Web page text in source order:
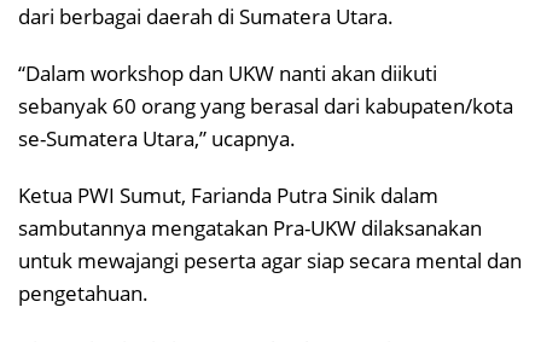
dari berbagai daerah di Sumatera Utara.
“Dalam workshop dan UKW nanti akan diikuti
sebanyak 60 orang yang berasal dari kabupaten/kota
se-Sumatera Utara,” ucapnya.
Ketua PWI Sumut, Farianda Putra Sinik dalam
sambutannya mengatakan Pra-UKW dilaksanakan
untuk mewajangi peserta agar siap secara mental dan
pengetahuan.